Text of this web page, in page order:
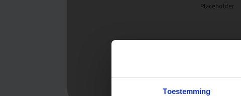
Toestemming